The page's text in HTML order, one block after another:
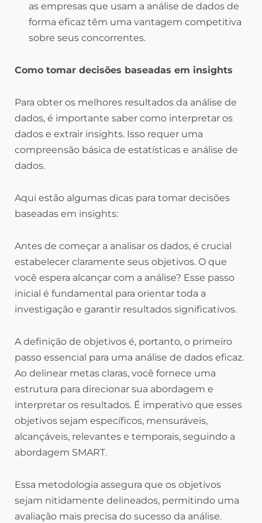
as empresas que usam a análise de dados de
forma eficaz têm uma vantagem competitiva
sobre seus concorrentes.
Como tomar decisões baseadas em insights
Para obter os melhores resultados da análise de
dados, é importante saber como interpretar os
dados e extrair insights. Isso requer uma
compreensão básica de estatísticas e análise de
dados.
Aqui estão algumas dicas para tomar decisões
baseadas em insights:
Antes de começar a analisar os dados, é crucial
estabelecer claramente seus objetivos. O que
você espera alcançar com a análise? Esse passo
inicial é fundamental para orientar toda a
investigação e garantir resultados significativos.
A definição de objetivos é, portanto, o primeiro
passo essencial para uma análise de dados eficaz.
Ao delinear metas claras, você fornece uma
estrutura para direcionar sua abordagem e
interpretar os resultados. É imperativo que esses
objetivos sejam específicos, mensuráveis,
alcançáveis, relevantes e temporais, seguindo a
abordagem SMART.
Essa metodologia assegura que os objetivos
sejam nitidamente delineados, permitindo uma
avaliação mais precisa do sucesso da análise.